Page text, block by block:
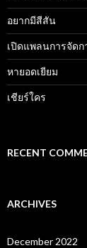
อยากมีสีสัน
เปิดแพลนการจัด
หายอดเยียม
เชียร์ใคร
RECENT
ARCHIVES
December 2022